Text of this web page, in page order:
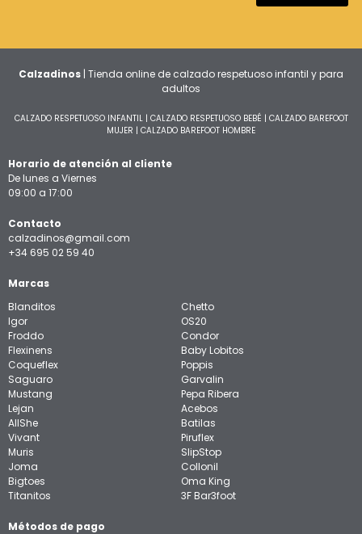
Calzadinos | Tienda online de calzado respetuoso infantil y para
adultos
CALZADO RESPETUOSO INFANTIL| CALZADO RESPETUOSO BEBÉ | CALZADO BAREFOOT
MUJER | CALZADO BAREFOOT HOMBRE
Horario de atención al cliente
De lunes a Viernes
09:00 a 17:00
Contacto
calzadinos@gmail.com
+34 695 02 59 40
Marcas
Blanditos
Igor
Froddo
Flexinens
Coqueflex
Saguaro
Mustang
Lejan
AllShe
Vivant
Muris
Joma
Bigtoes
Titanitos
Chetto
OS20
Condor
Baby Lobitos
Poppis
Garvalin
Pepa Ribera
Acebos
Batilas
Piruflex
SlipStop
Collonil
Oma King
3F Bar3foot
Métodos de pago